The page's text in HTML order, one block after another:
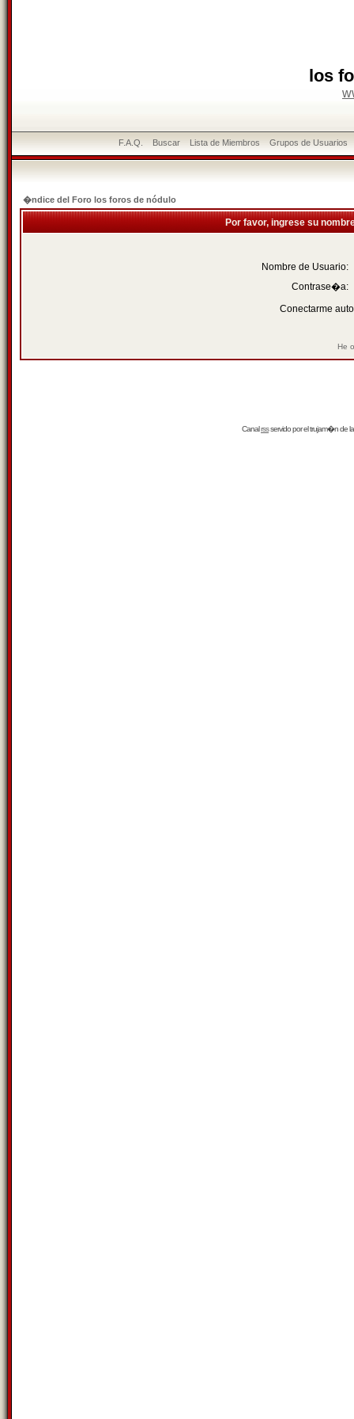
los
F.A.Q. Buscar Lista de Miembros Grupos de Usuarios
�ndice del Foro los foros de nódulo
Por favor, ingrese su
Nombre de Usuario:
Contrase�a:
Conectarme
He
Canalrssservido por eltrujam�nde